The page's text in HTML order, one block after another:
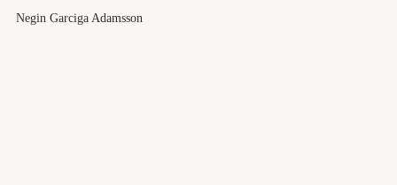
Negin Garciga Adamsson